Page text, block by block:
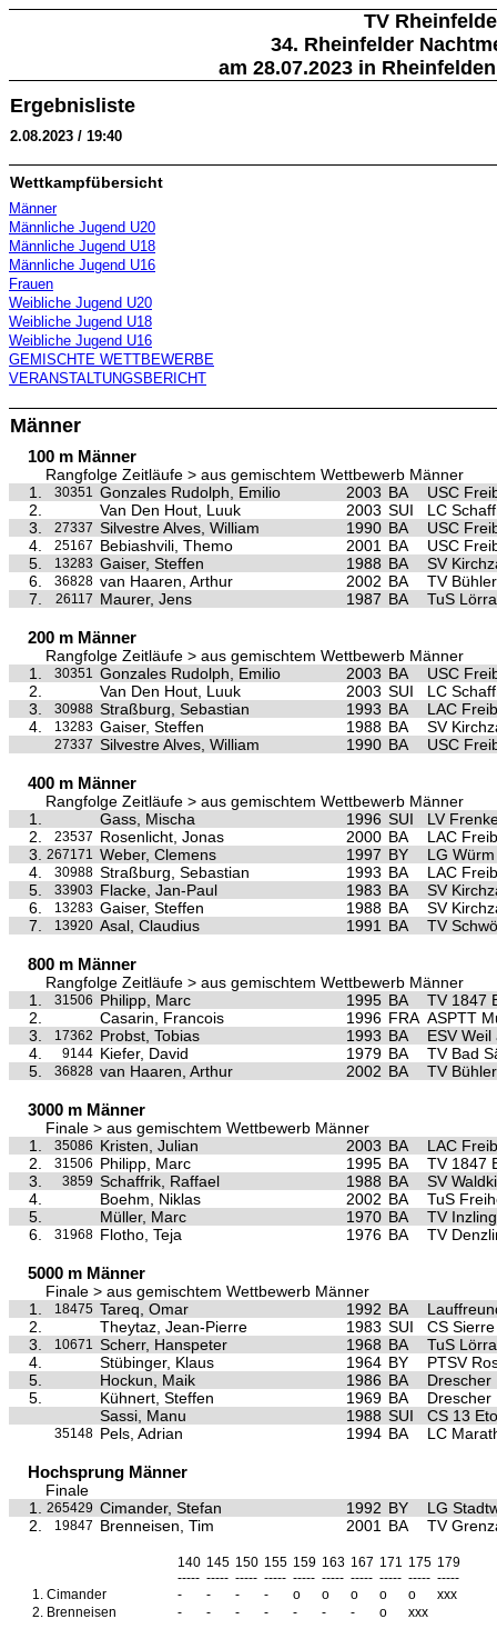
TV
34. Rheinfelder
am 28.07.2023 in
Ergebnisliste
2.08.2023 / 19:40
Wettkampfübersicht
Männer
Männliche Jugend U20
Männliche Jugend U18
Männliche Jugend U16
Frauen
Weibliche Jugend U20
Weibliche Jugend U18
Weibliche Jugend U16
GEMISCHTE WETTBEWERBE
VERANSTALTUNGSBERICHT
Männer
100 m Männer
Rangfolge Zeitläufe > aus gemischtem Wettbewerb Männer
1.
30351 Gonzales Rudolph, Emilio 2003 BA
USC
2.
Van Den Hout, Luuk 2003 SUI
LC
3.
27337 Silvestre Alves, William 1990 BA
USC
4.
25167 Bebiashvili, Themo 2001 BA
USC
5.
13283 Gaiser, Steffen 1988 BA
SV
6.
36828 van Haaren, Arthur 2002 BA
TV
7.
26117 Maurer, Jens 1987 BA TuS
200 m Männer
Rangfolge Zeitläufe > aus gemischtem Wettbewerb Männer
1.
30351 Gonzales Rudolph, Emilio 2003 BA
USC
2.
Van Den Hout, Luuk 2003 SUI
LC
3.
30988 Straßburg, Sebastian 1993 BA
LAC
4.
13283 Gaiser, Steffen 1988 BA SV
27337 Silvestre Alves, William 1990 BA USC
400 m Männer
Rangfolge Zeitläufe > aus gemischtem Wettbewerb Männer
1.
Gass, Mischa 1996 SUI
LV
2.
23537 Rosenlicht, Jonas 2000 BA
LAC
3.
267171 Weber, Clemens 1997 BY
LG
4.
30988 Straßburg, Sebastian 1993 BA
LAC
5.
33903 Flacke, Jan-Paul 1983 BA
SV
6.
13283 Gaiser, Steffen 1988 BA
SV
7.
13920 Asal, Claudius 1991 BA TV
800 m Männer
Rangfolge Zeitläufe > aus gemischtem Wettbewerb Männer
1.
31506 Philipp, Marc 1995 BA
TV 1847
2.
Casarin, Francois 1996 FRA ASPTT
3.
17362 Probst, Tobias 1993 BA
ESV
4.
9144 Kiefer, David 1979 BA
TV Bad
5.
36828 van Haaren, Arthur 2002 BA TV
3000 m Männer
Finale > aus gemischtem Wettbewerb Männer
1.
35086 Kristen, Julian 2003 BA
LAC
2.
31506 Philipp, Marc 1995 BA
TV 1847
3.
3859 Schaffrik, Raffael 1988 BA
SV
4.
Boehm, Niklas 2002 BA
TuS
5.
Müller, Marc 1970 BA
TV
6.
31968 Flotho, Teja 1976 BA TV
5000 m Männer
Finale > aus gemischtem Wettbewerb Männer
1.
18475 Tareq, Omar 1992 BA
2.
Theytaz, Jean-Pierre 1983 SUI
CS
3.
10671 Scherr, Hanspeter 1968 BA
TuS
4.
Stübinger, Klaus 1964 BY
PTSV
5.
Hockun, Maik 1986 BA
Drescher
5.
Kühnert, Steffen 1969 BA
Drescher
Sassi, Manu
1988 SUI CS 13
35148 Pels, Adrian 1994 BA LC
Hochsprung Männer
Finale
1.
265429 Cimander, Stefan 1992 BY
LG
2.
19847 Brenneisen, Tim 2001 BA TV
140 145 150 155 159 163 167 171 175 179
----- ----- ----- ----- ----- ----- ----- ----- ----- -----
1. Cimander - - - - o o o o o
xxx
2. Brenneisen - - - - - - - o xxx